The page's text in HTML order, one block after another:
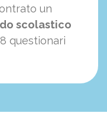
un
scolastico
questionari